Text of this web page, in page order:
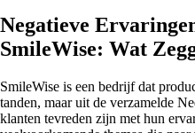
Negatieve
SmileWise: Wat
SmileWise is een bedrijf dat
tanden, maar uit de verzamelde
klanten tevreden zijn met hun